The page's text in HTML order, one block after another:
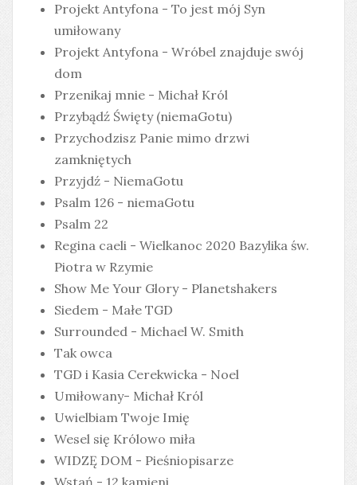
Projekt Antyfona - To jest mój Syn
umiłowany
Projekt Antyfona - Wróbel znajduje swój
dom
Przenikaj mnie - Michał Król
Przybądź Święty (niemaGotu)
Przychodzisz Panie mimo drzwi
zamkniętych
Przyjdź - NiemaGotu
Psalm 126 - niemaGotu
Psalm 22
Regina caeli - Wielkanoc 2020 Bazylika św.
Piotra w Rzymie
Show Me Your Glory - Planetshakers
Siedem - Małe TGD
Surrounded - Michael W. Smith
Tak owca
TGD i Kasia Cerekwicka - Noel
Umiłowany- Michał Król
Uwielbiam Twoje Imię
Wesel się Królowo miła
WIDZĘ DOM - Pieśniopisarze
Wstań - 12 kamieni